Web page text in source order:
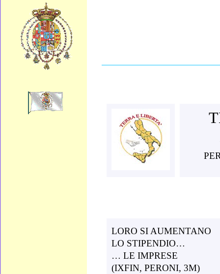
LORO SI AUMENTANO
LO STIPENDIO…
… LE IMPRESE
(IXFIN, PERONI, 3M)